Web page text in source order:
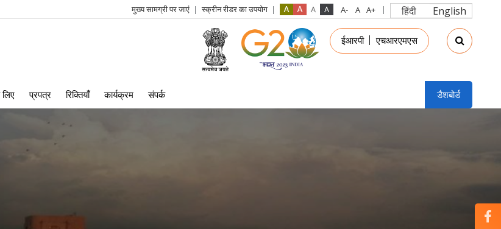
मुख्य सामग्री पर जाएं स्क्रीन रीडर का उपयोग हिंदी English
login
menu
ईआरपी एचआरएमएस
प्रपत्र रिक्तियाँ कार्यक्रम संपर्क डैशबोर्ड